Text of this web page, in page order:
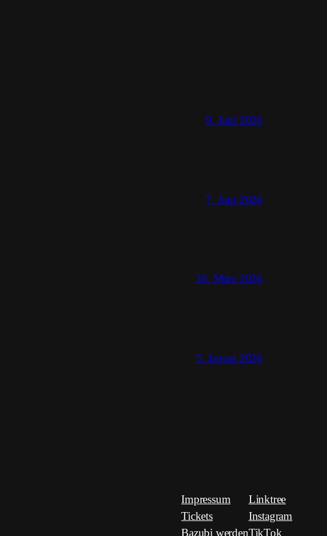
9. Juni 2026
7. Juni 2026
30. März 2026
5. Januar 2026
Impressum
Tickets
Bazubi werden
Linktree
Instagram
TikTok